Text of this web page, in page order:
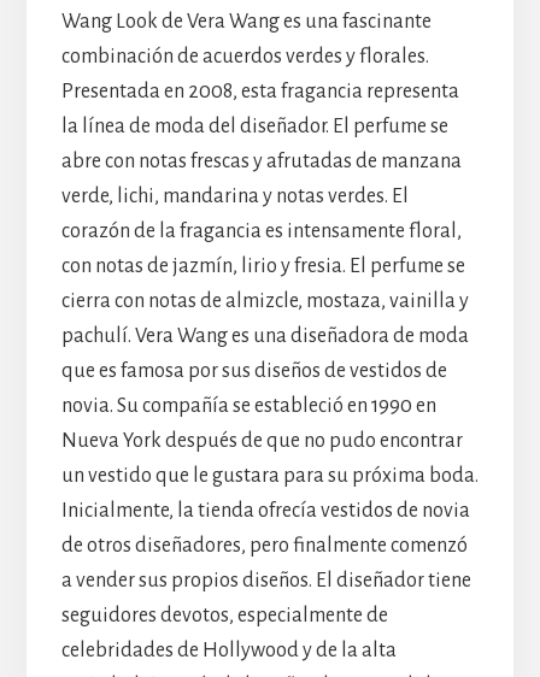
Wang Look de Vera Wang es una fascinante
combinación de acuerdos verdes y florales.
Presentada en 2008, esta fragancia representa
la línea de moda del diseñador. El perfume se
abre con notas frescas y afrutadas de manzana
verde, lichi, mandarina y notas verdes. El
corazón de la fragancia es intensamente floral,
con notas de jazmín, lirio y fresia. El perfume se
cierra con notas de almizcle, mostaza, vainilla y
pachulí. Vera Wang es una diseñadora de moda
que es famosa por sus diseños de vestidos de
novia. Su compañía se estableció en 1990 en
Nueva York después de que no pudo encontrar
un vestido que le gustara para su próxima boda.
Inicialmente, la tienda ofrecía vestidos de novia
de otros diseñadores, pero finalmente comenzó
a vender sus propios diseños. El diseñador tiene
seguidores devotos, especialmente de
celebridades de Hollywood y de la alta